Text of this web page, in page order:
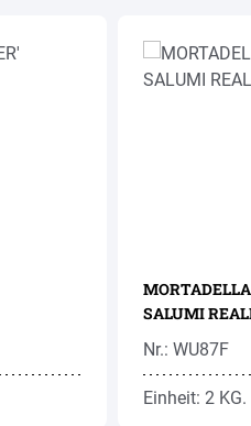
MORTADELLA
SALUMI
Nr.: WU87F
Einheit: 2 KG.